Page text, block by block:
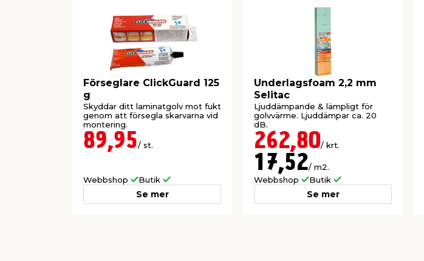
Förseglare ClickGuard 125
g
Skyddar ditt laminatgolv mot fukt
genom att försegla skarvarna vid
montering.
89,95/ st.
Webbshop Butik
Se mer
Underlagsfoam 2,2 mm
Selitac
Ljuddämpande & lämpligt för
golvvärme. Ljuddämpar ca. 20
dB.
262,80/ krt.
17,52/ m2.
Webbshop
Butik
Se mer